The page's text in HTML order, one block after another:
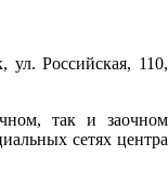
ул. Российская, 110,
так и заочном
сетях центра